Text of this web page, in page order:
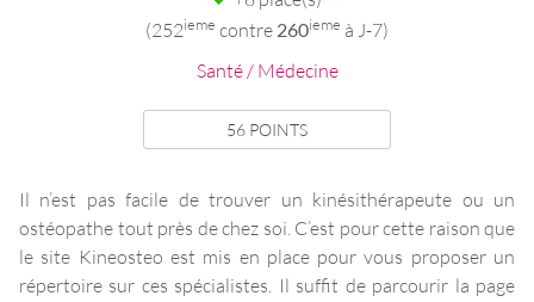
(252ieme contre 260ieme à J-7)
Santé / Médecine
56 POINTS
Il n’est pas facile de trouver un kinésithérapeute ou un
ostéopathe tout près de chez soi. C’est pour cette raison que
le site Kineosteo est mis en place pour vous proposer un
répertoire sur ces spécialistes. Il suffit de parcourir la page